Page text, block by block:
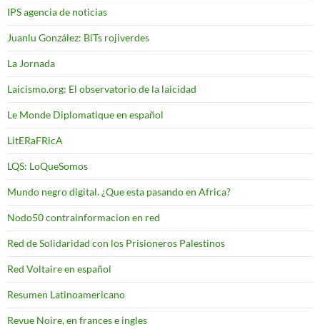
IPS agencia de noticias
Juanlu González: BiTs rojiverdes
La Jornada
Laicismo.org: El observatorio de la laicidad
Le Monde Diplomatique en español
LitERaFRicA
LQS: LoQueSomos
Mundo negro digital. ¿Que esta pasando en Africa?
Nodo50 contrainformacion en red
Red de Solidaridad con los Prisioneros Palestinos
Red Voltaire en español
Resumen Latinoamericano
Revue Noire, en frances e ingles